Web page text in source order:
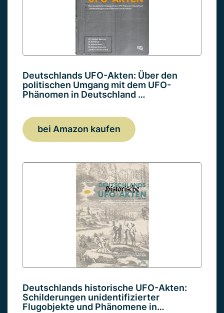
Deutschlands UFO-Akten: Über den
politischen Umgang mit dem UFO-
Phänomen in Deutschland …
bei Amazon kaufen
Deutschlands historische UFO-Akten:
Schilderungen unidentifizierter
Flugobjekte und Phänomene in…